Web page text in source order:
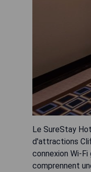
Le SureStay
d'attractions
connexion Wi-
comprennent